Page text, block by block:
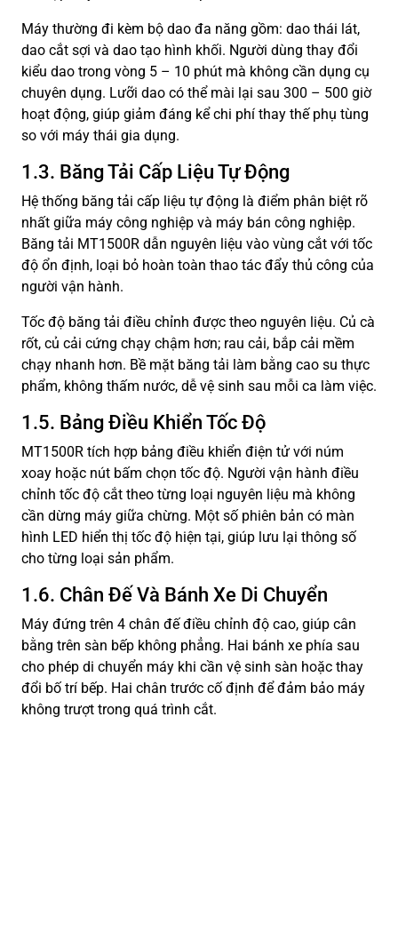
Máy thường đi kèm bộ dao đa năng gồm: dao thái lát,
dao cắt sợi và dao tạo hình khối. Người dùng thay đổi
kiểu dao trong vòng 5 – 10 phút mà không cần dụng cụ
chuyên dụng. Lưỡi dao có thể mài lại sau 300 – 500 giờ
hoạt động, giúp giảm đáng kể chi phí thay thế phụ tùng
so với máy thái gia dụng.
1.3. Băng Tải Cấp Liệu Tự Động
Hệ thống băng tải cấp liệu tự động là điểm phân biệt rõ
nhất giữa máy công nghiệp và máy bán công nghiệp.
Băng tải MT1500R dẫn nguyên liệu vào vùng cắt với tốc
độ ổn định, loại bỏ hoàn toàn thao tác đẩy thủ công của
người vận hành.
Tốc độ băng tải điều chỉnh được theo nguyên liệu. Củ cà
rốt, củ cải cứng chạy chậm hơn; rau cải, bắp cải mềm
chạy nhanh hơn. Bề mặt băng tải làm bằng cao su thực
phẩm, không thấm nước, dễ vệ sinh sau mỗi ca làm việc.
1.5. Bảng Điều Khiển Tốc Độ
MT1500R tích hợp bảng điều khiển điện tử với núm
xoay hoặc nút bấm chọn tốc độ. Người vận hành điều
chỉnh tốc độ cắt theo từng loại nguyên liệu mà không
cần dừng máy giữa chừng. Một số phiên bản có màn
hình LED hiển thị tốc độ hiện tại, giúp lưu lại thông số
cho từng loại sản phẩm.
1.6. Chân Đế Và Bánh Xe Di Chuyển
Máy đứng trên 4 chân đế điều chỉnh độ cao, giúp cân
bằng trên sàn bếp không phẳng. Hai bánh xe phía sau
cho phép di chuyển máy khi cần vệ sinh sàn hoặc thay
đổi bố trí bếp. Hai chân trước cố định để đảm bảo máy
không trượt trong quá trình cắt.